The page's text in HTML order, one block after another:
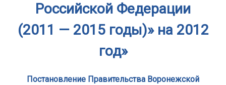
Российской Федерации
(2011 — 2015 годы)» на 2012
год»
Постановление Правительства Воронежской